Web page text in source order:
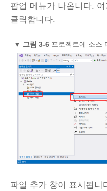
팝업 메뉴가 나옵니다. 여
클릭합니다.
▼ 그림 3‑6 프로젝트에 소스
파일 추가 창이 표시됩니